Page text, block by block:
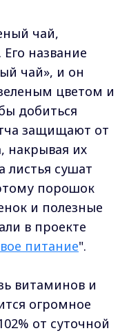
чай,
название
чай», и он
цветом и
добиться
защищают от
накрывая их
листья сушат
порошок
и полезные
в проекте
питание".
витаминов и
огромное
от суточной